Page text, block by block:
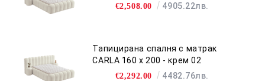
€2,508.00 4905.22лв.
Тапицирана спалня с матрак
CARLA 160 х 200 - крем 02
€2,292.00 4482.76лв.